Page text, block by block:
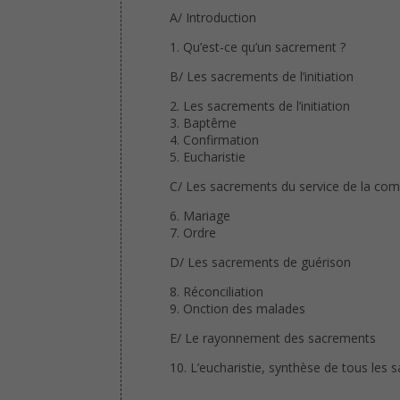
A/ Introduction
1. Qu’est-ce qu’un sacrement ?
B/ Les sacrements de l’initiation
2. Les sacrements de l’initiation
3. Baptême
4. Confirmation
5. Eucharistie
C/ Les sacrements du service de la
6. Mariage
7. Ordre
D/ Les sacrements de guérison
8. Réconciliation
9. Onction des malades
E/ Le rayonnement des sacrements
10. L’eucharistie, synthèse de tous les